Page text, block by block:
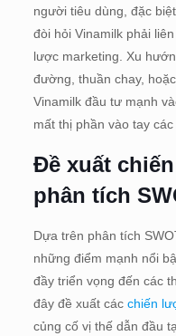
người tiêu dùng, đặc
đòi hỏi Vinamilk phải
lược marketing. Xu
đường, thuần chay,
Vinamilk đầu tư mạnh
mất thị phần vào tay
Đề xuất
phân tích
Dựa trên phân tích
những điểm mạnh nổi
đầy triển vọng đến các
đây đề xuất các chiến
củng cố vị thế dẫn đầu